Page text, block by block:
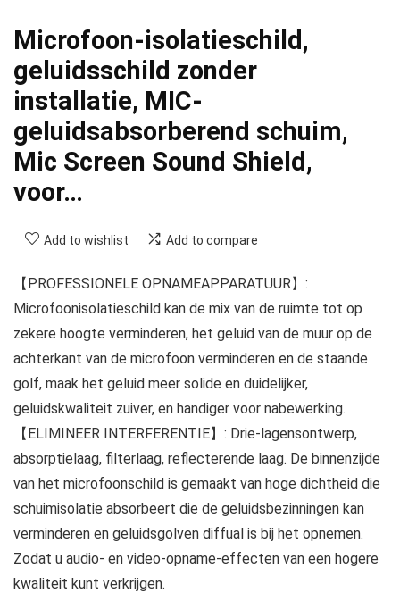
Microfoon-isolatieschild,
geluidsschild zonder
installatie, MIC-
geluidsabsorberend schuim,
Mic Screen Sound Shield,
voor…
Add to wishlist Add to compare
【PROFESSIONELE OPNAMEAPPARATUUR】:
Microfoonisolatieschild kan de mix van de ruimte tot op
zekere hoogte verminderen, het geluid van de muur op de
achterkant van de microfoon verminderen en de staande
golf, maak het geluid meer solide en duidelijker,
geluidskwaliteit zuiver, en handiger voor nabewerking.
【ELIMINEER INTERFERENTIE】: Drie-lagensontwerp,
absorptielaag, filterlaag, reflecterende laag. De binnenzijde
van het microfoonschild is gemaakt van hoge dichtheid die
schuimisolatie absorbeert die de geluidsbezinningen kan
verminderen en geluidsgolven diffual is bij het opnemen.
Zodat u audio- en video-opname-effecten van een hogere
kwaliteit kunt verkrijgen.